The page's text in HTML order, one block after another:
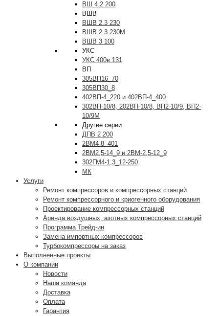
ВШ 4.2 200
ВШВ
ВШВ 2.3 230
ВШВ 2.3 230М
ВШВ 3 100
УКС
УКС 400в 131
ВП
305ВП16_70
305ВП30_8
402ВП-4_220 и 402ВП-4_400
302ВП-10/8, 202ВП-10/8, ВП2-10/9, ВП2-
10/9М
Другие серии
ДПВ 2 200
2ВМ4-8_401
2ВМ2,5-14_9 и 2ВМ-2,5-12_9
302ГМ4-1,3_12-250
МК
Услуги
Ремонт компрессоров и компрессорных станций
Ремонт компрессорного и криогенного оборудования
Проектирование компрессорных станций
Аренда воздушных, азотных компрессорных станций
Программа Трейд-ин
Замена импортных компрессоров
Турбокомпрессоры на заказ
Выполненные проекты
О компании
Новости
Наша команда
Доставка
Оплата
Гарантия